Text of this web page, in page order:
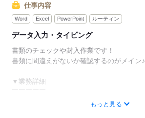
仕事内容
Word Excel PowerPoint ルーティン
データ入力・タイピング
書類のチェックや封入作業です！
書類に間違えがないか確認するのがメイン♪
▼業務詳細
もっと見る